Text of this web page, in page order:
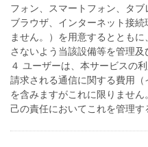
フォン、スマートフォン、タ
ブラウザ、インターネット接
ません。）を用意するととも
さないよう当該設備等を管理及
４ ユーザーは、本サービスの
請求される通信に関する費用
を含みますがこれに限りませ
己の責任においてこれを管理す